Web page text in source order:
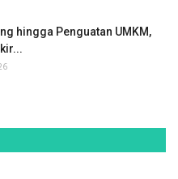
hingga Penguatan UMKM,